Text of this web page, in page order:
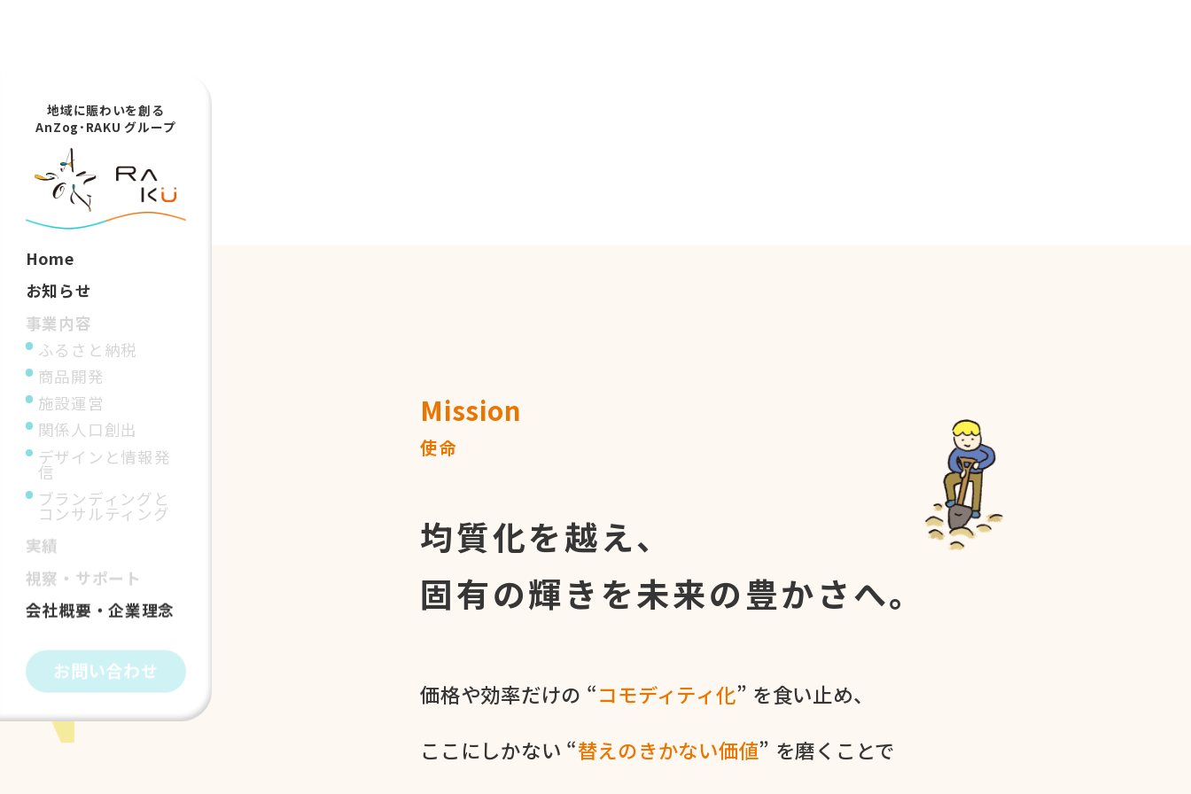
地域に賑わいを創る
AnZog･RAKU グループ
Home
お知らせ
事業内容
ふるさと納税
商品開発
施設運営
関係人口創出
デザインと情報発
信
ブランディングと
コンサルティング
実績
視察・サポート
会社概要・企業理念
お問い合わせ
Mission
使命
均質化を越え、
固有の輝きを未来の豊かさへ。
価格や​効率だけの​ “コモディティ化” を​食い​止め、
ここに​しかない​ “替えの​きかない​価値” を​磨く​ことで